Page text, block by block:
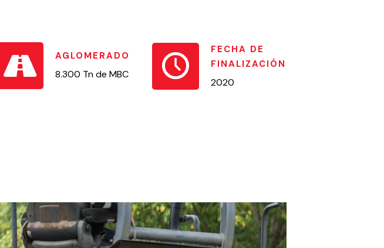
AGLOMERADO
8.300 Tn de MBC
FECHA DE
FINALIZACIÓN
2020